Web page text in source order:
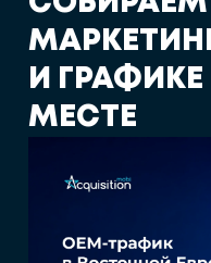
МАРКЕТ И Н
И
Г РАФ И КЕ
М ЕСТ Е